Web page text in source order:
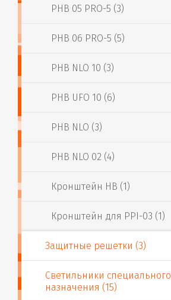
PHB 05 PRO-5 (3)
PHB 06 PRO-5 (5)
PHB NLO 10 (3)
PHB UFO 10 (6)
PHB NLO (3)
PHB NLO 02 (4)
Кронштейн HB (1)
Кронштейн для PPI-03 (1)
Защитные решетки (3)
Светильники специального
назначения (15)